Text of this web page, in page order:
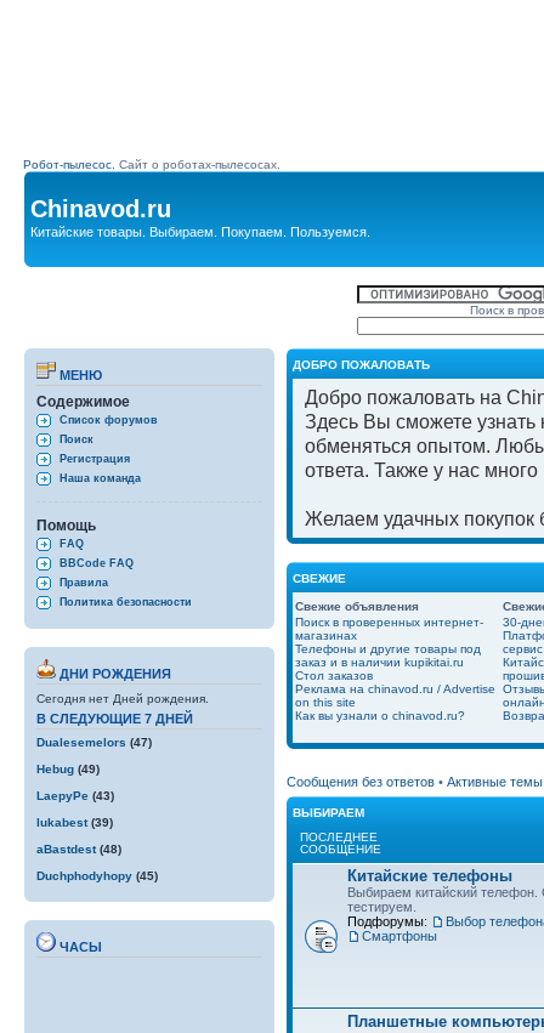
Робот-пылесос. Сайт о роботах-пылесосах.
Chinavod.ru
Китайские товары. Выбираем. Покупаем. Пользуемся.
Поиск в
МЕНЮ
Содержимое
Список форумов
Поиск
Регистрация
Наша команда
Помощь
FAQ
BBCode FAQ
Правила
Политика безопасности
ДНИ РОЖДЕНИЯ
Сегодня нет Дней рождения.
В СЛЕДУЮЩИЕ 7 ДНЕЙ
Dualesemelors (47)
Hebug (49)
LaepyPe (43)
lukabest(39)
aBastdest(48)
Duchphodyhopy (45)
ЧАСЫ
ДОБРО ПОЖАЛОВАТЬ
Добро пожаловать на
Здесь Вы сможете узнать
обменяться опытом.
ответа. Также у нас
Желаем удачных покупок
СВЕЖИЕ
Свежие объявления
Поиск в проверенных интернет-
магазинах
Телефоны и другие товары под
заказ и в наличии kupikitai.ru
Стол заказов
Реклама на chinavod.ru / Advertise
on this site
Как вы узнали о chinavod.ru?
30-
Сообщения без ответов • Активные темы
ВЫБИРАЕМ
ПОСЛЕДНЕЕ
СООБЩЕНИЕ
Китайские телефоны
Выбираем китайский телефон.
тестируем.
Подфорумы:
Выбор
Смартфоны
Планшетные